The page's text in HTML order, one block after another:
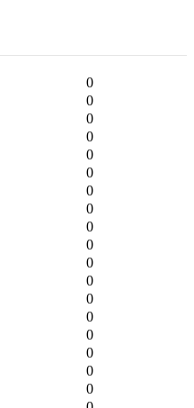
0
0
0
0
0
0
0
0
0
0
0
0
0
0
0
0
0
0